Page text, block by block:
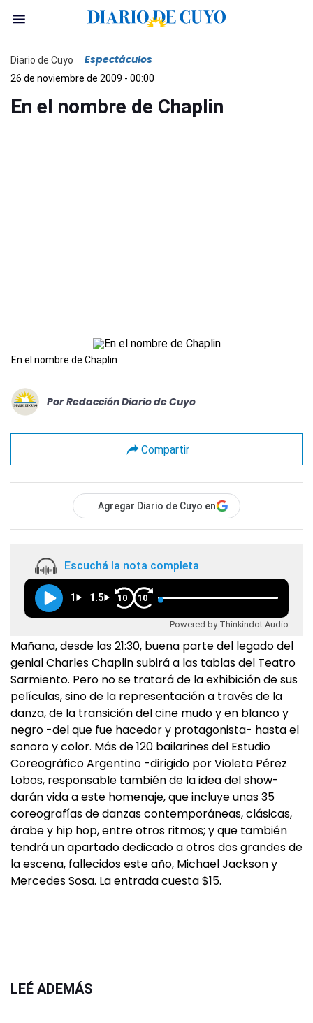
Diario de Cuyo Espectáculos
26 de noviembre de 2009 - 00:00
En el nombre de Chaplin
En el nombre de Chaplin
Por Redacción Diario de Cuyo
Compartir
Agregar Diario de Cuyo en
Escuchá la nota completa
1 1.5 10 10
Powered by Thinkindot Audio
Mañana, desde las 21:30, buena parte del legado del
genial Charles Chaplin subirá a las tablas del Teatro
Sarmiento. Pero no se tratará de la exhibición de sus
películas, sino de la representación a través de la
danza, de la transición del cine mudo y en blanco y
negro -del que fue hacedor y protagonista- hasta el
sonoro y color. Más de 120 bailarines del Estudio
Coreográfico Argentino -dirigido por Violeta Pérez
Lobos, responsable también de la idea del show-
darán vida a este homenaje, que incluye unas 35
coreografías de danzas contemporáneas, clásicas,
árabe y hip hop, entre otros ritmos; y que también
tendrá un apartado dedicado a otros dos grandes de
la escena, fallecidos este año, Michael Jackson y
Mercedes Sosa. La entrada cuesta $15.
LEÉ ADEMÁS